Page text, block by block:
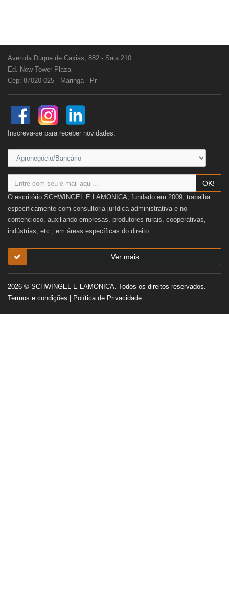
Avenida Duque de Caxias, 882 - Sala 210
Ed. New Tower Plaza
Cep: 87020-025 - Maringá - Pr
Inscreva-se para receber novidades.
OK!
O escritório SCHWINGEL E LAMONICA, fundado em 2009, trabalha
especificamente com consultoria jurídica administrativa e no
contencioso, auxiliando empresas, produtores rurais, cooperativas,
indústrias, etc., em áreas específicas do direito.
Ver mais
2026 © SCHWINGEL E LAMONICA. Todos os direitos reservados.
Termos e condições
Política de Privacidade